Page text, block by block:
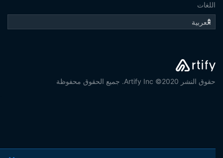
اللغات
حقوق النشر 2020© Artify Inc. جميع الحقوق محفوظة